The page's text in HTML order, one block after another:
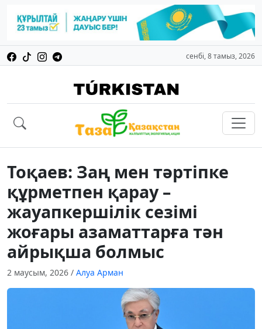
сенбі, 8 тамыз, 2026
Тоқаев: Заң мен тәртіпке
құрметпен қарау –
жауапкершілік сезімі
жоғары азаматтарға тән
айрықша болмыс
2 маусым, 2026 / Алуа Арман